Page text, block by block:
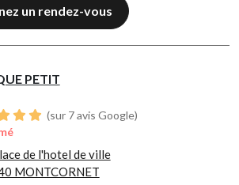
un rendez-vous
PETIT
(sur 7 avis Google)
de l'hotel de ville
MONTCORNET